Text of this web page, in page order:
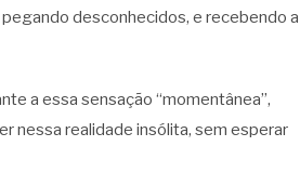
desconhecidos, e recebendo a
a essa sensação “momentânea”,
nessa realidade insólita, sem esperar